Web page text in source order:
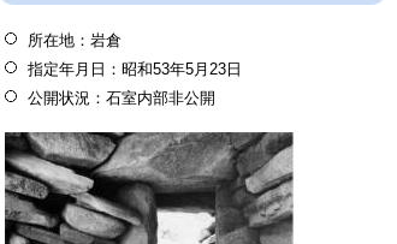
所在地：岩倉
指定年月日：昭和53年5月23日
公開状況：石室内部非公開